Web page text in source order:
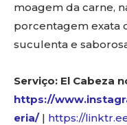
moagem da carne,
porcentagem exata
suculenta e
Serviço: El Cabeza
https://
eria/| https://